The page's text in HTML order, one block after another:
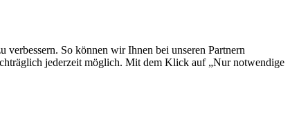
verbessern. So können wir Ihnen bei unseren Partnern
jederzeit möglich. Mit dem Klick auf „Nur notwendige